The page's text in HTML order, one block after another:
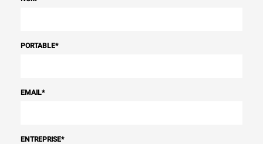
PORTABLE*
EMAIL*
ENTREPRISE*